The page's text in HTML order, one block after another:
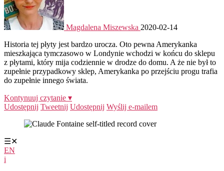
Magdalena Miszewska 2020-02-14
Historia tej płyty jest bardzo urocza. Oto pewna Amerykanka
mieszkająca tymczasowo w Londynie wchodzi w końcu do sklepu
z płytami, który mija codziennie w drodze do domu. A że nie był to
zupełnie przypadkowy sklep, Amerykanka po przejściu progu trafia
do zupełnie innego świata.
Kontynuuj czytanie ▾
Udostępnij Tweetnij Udostępnij Wyślij e-mailem
☰✕
EN
i